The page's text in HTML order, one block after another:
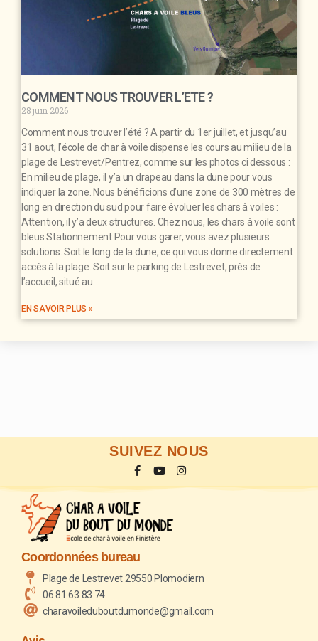
COMMENT NOUS TROUVER L’ETE ?
28 juin 2026
Comment nous trouver l’été ? A partir du 1er juillet, et jusqu’au
31 aout, l’école de char à voile dispense les cours au milieu de la
plage de Lestrevet/Pentrez, comme sur les photos ci dessous :
En milieu de plage, il y’a un drapeau dans la dune pour vous
indiquer la zone. Nous bénéficions d’une zone de 300 mètres de
long en direction du sud pour faire évoluer les chars à voiles :
Attention, il y’a deux structures. Chez nous, les chars à voile sont
bleus Stationnement Pour vous garer, vous avez plusieurs
solutions. Soit le long de la dune, ce qui vous donne directement
accès à la plage. Soit sur le parking de Lestrevet, près de
l’accueil, situé au
EN SAVOIR PLUS »
SUIVEZ NOUS
Coordonnées bureau
Plage de Lestrevet 29550 Plomodiern
06 81 63 83 74
charavoileduboutdumonde@gmail.com